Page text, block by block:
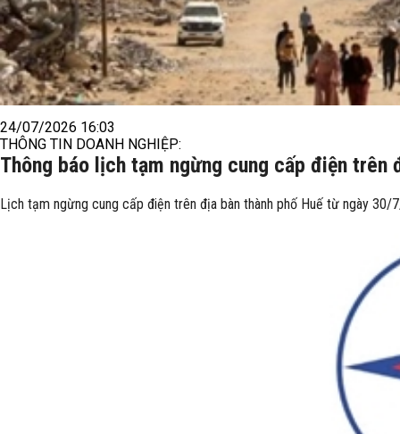
24/07/2026 16:03
THÔNG TIN DOANH NGHIỆP:
Thông báo lịch tạm ngừng cung cấp điện
Lịch tạm ngừng cung cấp điện trên địa bàn thành phố Huế từ ngày